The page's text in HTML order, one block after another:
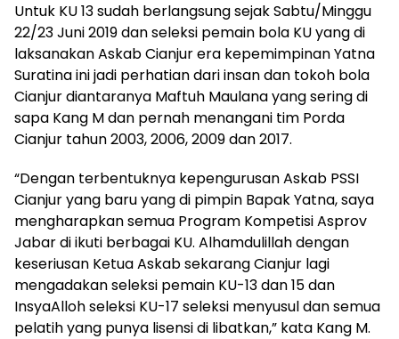
Untuk KU 13 sudah berlangsung sejak Sabtu/Minggu
22/23 Juni 2019 dan seleksi pemain bola KU yang di
laksanakan Askab Cianjur era kepemimpinan Yatna
Suratina ini jadi perhatian dari insan dan tokoh bola
Cianjur diantaranya Maftuh Maulana yang sering di
sapa Kang M dan pernah menangani tim Porda
Cianjur tahun 2003, 2006, 2009 dan 2017.
“Dengan terbentuknya kepengurusan Askab PSSI
Cianjur yang baru yang di pimpin Bapak Yatna, saya
mengharapkan semua Program Kompetisi Asprov
Jabar di ikuti berbagai KU. Alhamdulillah dengan
keseriusan Ketua Askab sekarang Cianjur lagi
mengadakan seleksi pemain KU-13 dan 15 dan
InsyaAlloh seleksi KU-17 seleksi menyusul dan semua
pelatih yang punya lisensi di libatkan,” kata Kang M.